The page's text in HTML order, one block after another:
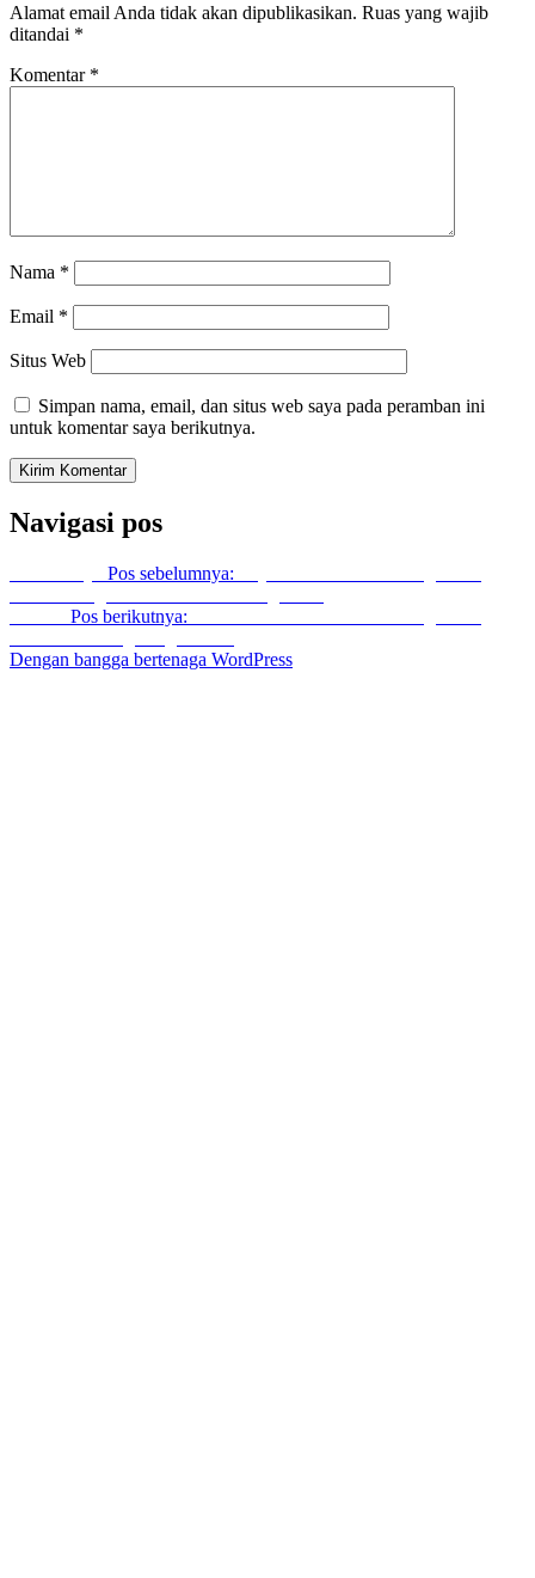
Alamat email Anda tidak akan dipublikasikan. Ruas yang wajib
ditandai *
Komentar *
Nama *
Email *
Situs Web
Simpan nama, email, dan situs web saya pada peramban ini
untuk komentar saya berikutnya.
Navigasi pos
Pos sebelumnya:
Pos berikutnya:
Dengan bangga bertenaga WordPress